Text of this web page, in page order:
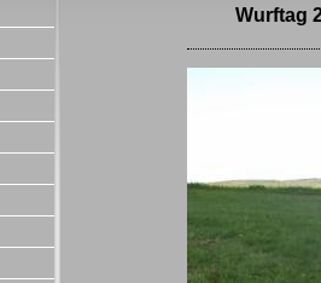
Wurftag